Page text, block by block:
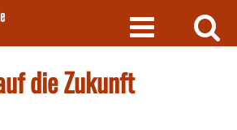
die Zukunft